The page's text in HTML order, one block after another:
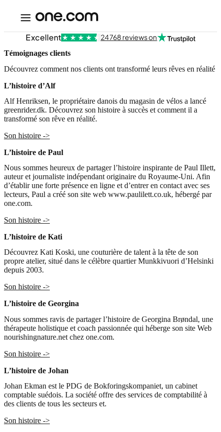
Excellent 24 768 reviews on
Témoignages clients
Découvrez comment nos clients ont transformé leurs rêves en réalité
L’histoire d’Alf
Alf Henriksen, le propriétaire danois du magasin de vélos a lancé
greenrider.dk. Découvrez son histoire à succès et comment il a
transformé son rêve en réalité.
Son histoire ->
L’histoire de Paul
Nous sommes heureux de partager l’histoire inspirante de Paul Illett,
auteur et journaliste indépendant originaire du Royaume-Uni. Afin
d’établir une forte présence en ligne et d’entrer en contact avec ses
lecteurs, Paul a créé son site web www.paulilett.co.uk, hébergé par
one.com.
Son histoire ->
L’histoire de Kati
Découvrez Kati Koski, une couturière de talent à la tête de son
propre atelier, situé dans le célèbre quartier Munkkivuori d’Helsinki
depuis 2003.
Son histoire ->
L’histoire de Georgina
Nous sommes ravis de partager l’histoire de Georgina Brøndal, une
thérapeute holistique et coach passionnée qui héberge son site Web
nourishingnature.net chez one.com.
Son histoire ->
L’histoire de Johan
Johan Ekman est le PDG de Bokforingskompaniet, un cabinet
comptable suédois. La société offre des services de comptabilité à
des clients de tous les secteurs et.
Son histoire ->